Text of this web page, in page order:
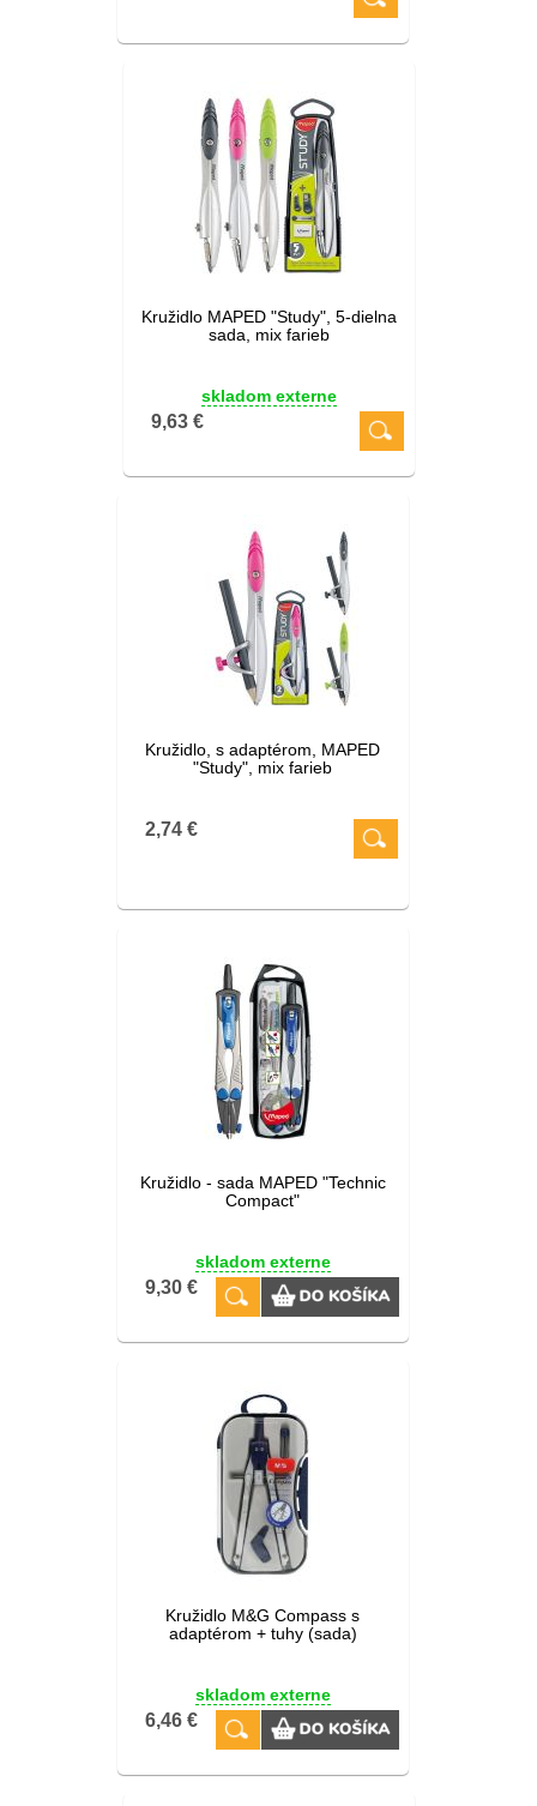
Kružidlo MAPED "Study", 5-dielna
sada, mix farieb
skladom externe
9,63 €
Kružidlo, s adaptérom, MAPED
"Study", mix farieb
2,74 €
Kružidlo - sada MAPED "Technic
Compact"
skladom externe
9,30 €
Kružidlo M&G Compass s
adaptérom + tuhy (sada)
skladom externe
6,46 €